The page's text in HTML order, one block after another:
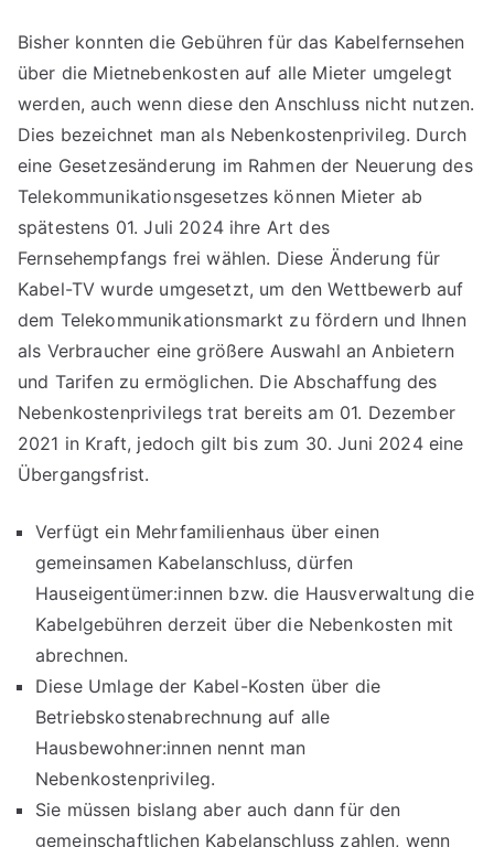
Bisher konnten die Gebühren für das Kabelfernsehen
über die Mietnebenkosten auf alle Mieter umgelegt
werden, auch wenn diese den Anschluss nicht nutzen.
Dies bezeichnet man als Nebenkostenprivileg. Durch
eine Gesetzesänderung im Rahmen der Neuerung des
Telekommunikationsgesetzes können Mieter ab
spätestens 01. Juli 2024 ihre Art des
Fernsehempfangs frei wählen. Diese Änderung für
Kabel-TV wurde umgesetzt, um den Wettbewerb auf
dem Telekommunikationsmarkt zu fördern und Ihnen
als Verbraucher eine größere Auswahl an Anbietern
und Tarifen zu ermöglichen. Die Abschaffung des
Nebenkostenprivilegs trat bereits am 01. Dezember
2021 in Kraft, jedoch gilt bis zum 30. Juni 2024 eine
Übergangsfrist.
Verfügt ein Mehrfamilienhaus über einen
gemeinsamen Kabelanschluss, dürfen
Hauseigentümer:innen bzw. die Hausverwaltung die
Kabelgebühren derzeit über die Nebenkosten mit
abrechnen.
Diese Umlage der Kabel-Kosten über die
Betriebskostenabrechnung auf alle
Hausbewohner:innen nennt man
Nebenkostenprivileg.
Sie müssen bislang aber auch dann für den
gemeinschaftlichen Kabelanschluss zahlen, wenn